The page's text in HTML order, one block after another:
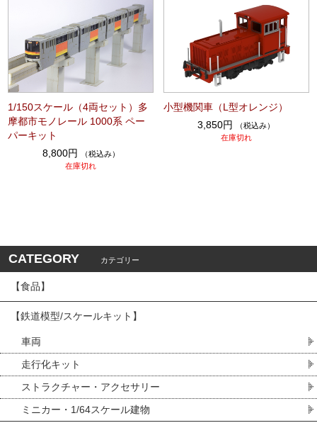
1/150スケール（4両セット）多
摩都市モノレール 1000系 ペー
パーキット
8,800円
（税込み）
在庫切れ
小型機関車（L型オレンジ）
3,850円
（税込み）
在庫切れ
CATEGORY カテゴリー
【食品】
【鉄道模型/スケールキット】
車両
走行化キット
ストラクチャー・アクセサリー
ミニカー・1/64スケール建物